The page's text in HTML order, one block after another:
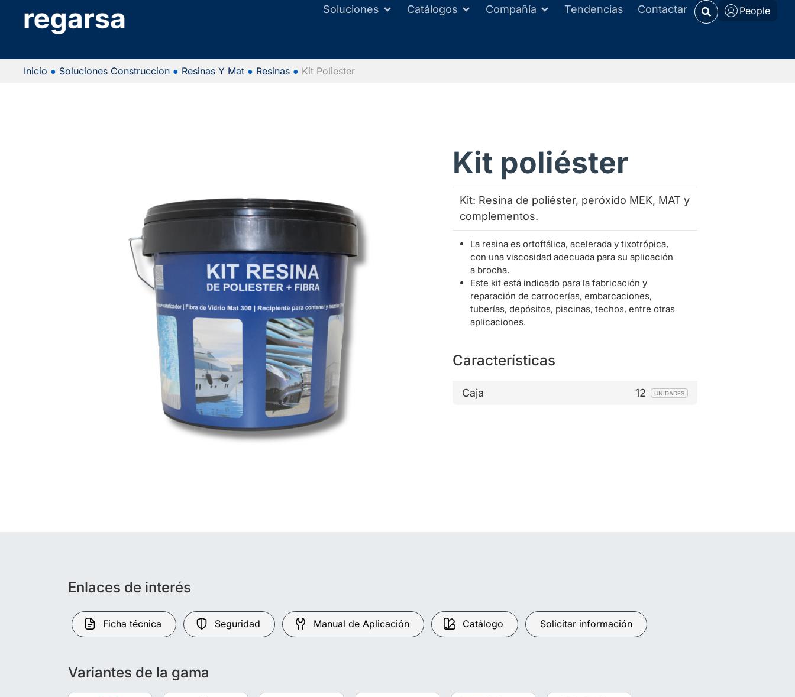
Soluciones Catálogos Compañía Tendencias Contactar People
Inicio ● Soluciones Construccion ● Resinas Y Mat ● Resinas ● Kit Poliester
Kit poliéster
Kit: Resina de poliéster, peróxido MEK, MAT y
complementos.
La resina es ortoftálica, acelerada y tixotrópica,
con una viscosidad adecuada para su aplicación
a brocha.
Este kit está indicado para la fabricación y
reparación de carrocerías, embarcaciones,
tuberías, depósitos, piscinas, techos, entre otras
aplicaciones.
Características
Caja 12 UNIDADES
Enlaces de interés
Ficha técnica Seguridad Manual de Aplicación Catálogo Solicitar información
Variantes de la gama